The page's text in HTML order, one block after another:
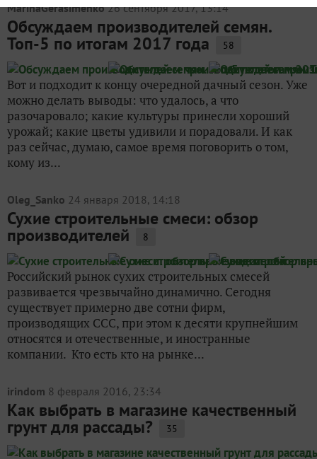
MarinaGerasimenko 26 сентября 2017, 13:14
Обсуждаем производителей семян.
Топ-5 по итогам 2017 года 58
Вот и подходит к концу очередной дачный сезон. Уже
можно делать выводы: что удалось, а что
разочаровало; какие культуры принесли хороший
урожай; какие цветы удивили и порадовали. И как
раз сейчас, думаю, самое время поговорить о том,
кому из...
Oleg_Sanko 24 января 2018, 14:18
Сухие строительные смеси: обзор
производителей 8
Российский рынок сухих строительных смесей
развивается чрезвычайно динамично. Сегодня
существует примерно две сотни фирм,
производящих ССС, при этом к десяти крупнейшим
относятся и отечественные, и иностранные
компании. Кто есть кто на рынке...
irindom 8 февраля 2016, 23:34
Как выбрать в магазине качественный
грунт для рассады? 35